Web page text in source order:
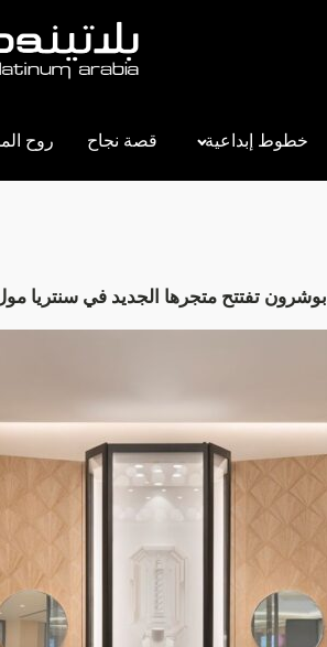
خطوط إبداعية قصة نجاح روح
بوشرون تفتتح متجرها الجديد في سنتريا